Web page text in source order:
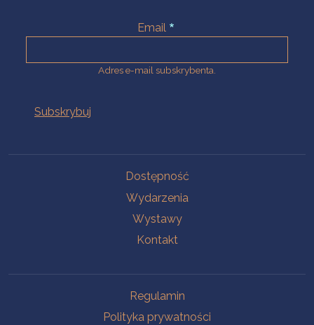
Email
Adres e-mail subskrybenta.
Dostępność
Wydarzenia
Wystawy
Kontakt
Regulamin
Polityka prywatności